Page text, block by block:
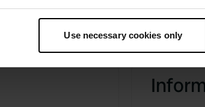
geographical location which can be
data is processed and set your
site with our social media, advertising and
Use necessary cookies only